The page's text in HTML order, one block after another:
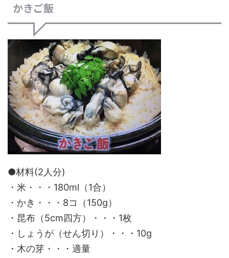
かきご飯
●材料(2人分)
・米・・・180ml（1合）
・かき・・・8コ（150g）
・昆布（5cm四方）・・・1枚
・しょうが（せん切り）・・・10g
・木の芽・・・適量